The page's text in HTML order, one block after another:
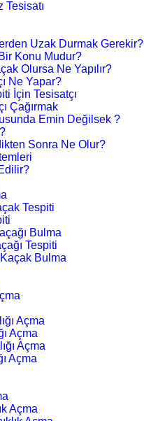
Uzak Durmak Gerekir?
Konu Mudur?
Olursa Ne Yapılır?
Ne Yapar?
İçin Tesisatçı
Çağırmak
Emin Değilsek ?
Sonra Ne Olur?
Tespiti
Bulma
Tespiti
Bulma
Açma
Açma
Açma
Açma
Açma